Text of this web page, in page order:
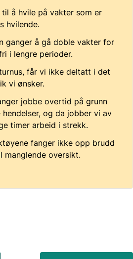
å hvile på vakter som er
hvilende.
ganger å gå doble vakter for
i lengre perioder.
får vi ikke deltatt i det
vi ønsker.
jobbe overtid på grunn
og da jobber vi av
timer arbeid i strekk.
fanger ikke opp brudd
manglende oversikt.